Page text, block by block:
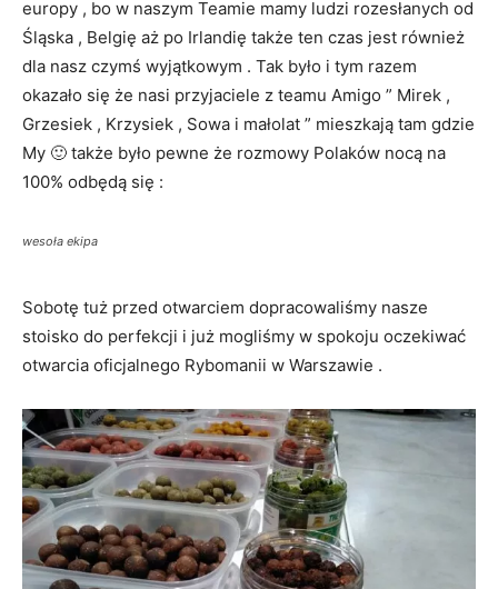
europy , bo w naszym Teamie mamy ludzi rozesłanych od
Śląska , Belgię aż po Irlandię także ten czas jest również
dla nasz czymś wyjątkowym . Tak było i tym razem
okazało się że nasi przyjaciele z teamu Amigo ” Mirek ,
Grzesiek , Krzysiek , Sowa i małolat ” mieszkają tam gdzie
My 🙂 także było pewne że rozmowy Polaków nocą na
100% odbędą się :
wesoła ekipa
Sobotę tuż przed otwarciem dopracowaliśmy nasze
stoisko do perfekcji i już mogliśmy w spokoju oczekiwać
otwarcia oficjalnego Rybomanii w Warszawie .